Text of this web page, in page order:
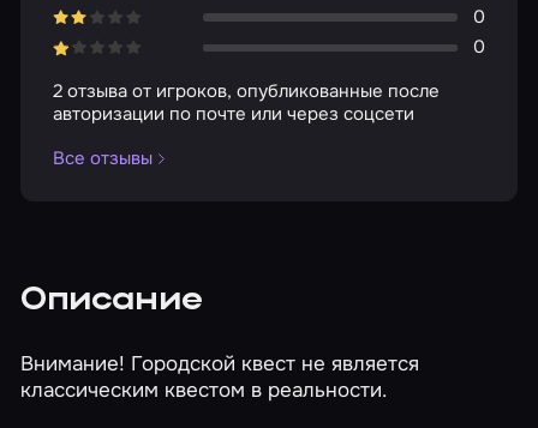
0
0
2 отзыва от игроков, опубликованные после
авторизации по почте или через соцсети
Все отзывы
Описание
Внимание! Городской квест не является
классическим квестом в реальности.